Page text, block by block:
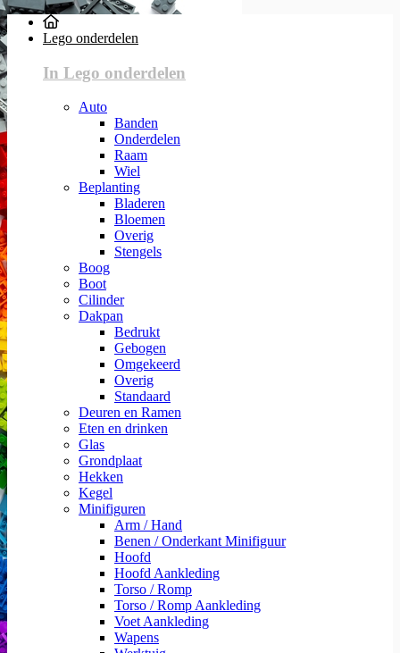
Lego onderdelen
In Lego onderdelen
Auto
Banden
Onderdelen
Raam
Wiel
Beplanting
Bladeren
Bloemen
Overig
Stengels
Boog
Boot
Cilinder
Dakpan
Bedrukt
Gebogen
Omgekeerd
Overig
Standaard
Deuren en Ramen
Eten en drinken
Glas
Grondplaat
Hekken
Kegel
Minifiguren
Arm / Hand
Benen / Onderkant Minifiguur
Hoofd
Hoofd Aankleding
Torso / Romp
Torso / Romp Aankleding
Voet Aankleding
Wapens